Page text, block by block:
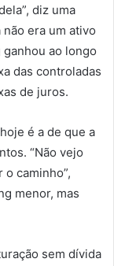
diz uma
era um ativo
ao longo
das controladas
de juros.
é a de que a
“Não vejo
caminho”,
menor, mas
sem dívida